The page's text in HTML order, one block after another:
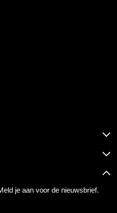
je aan voor de nieuwsbrief.